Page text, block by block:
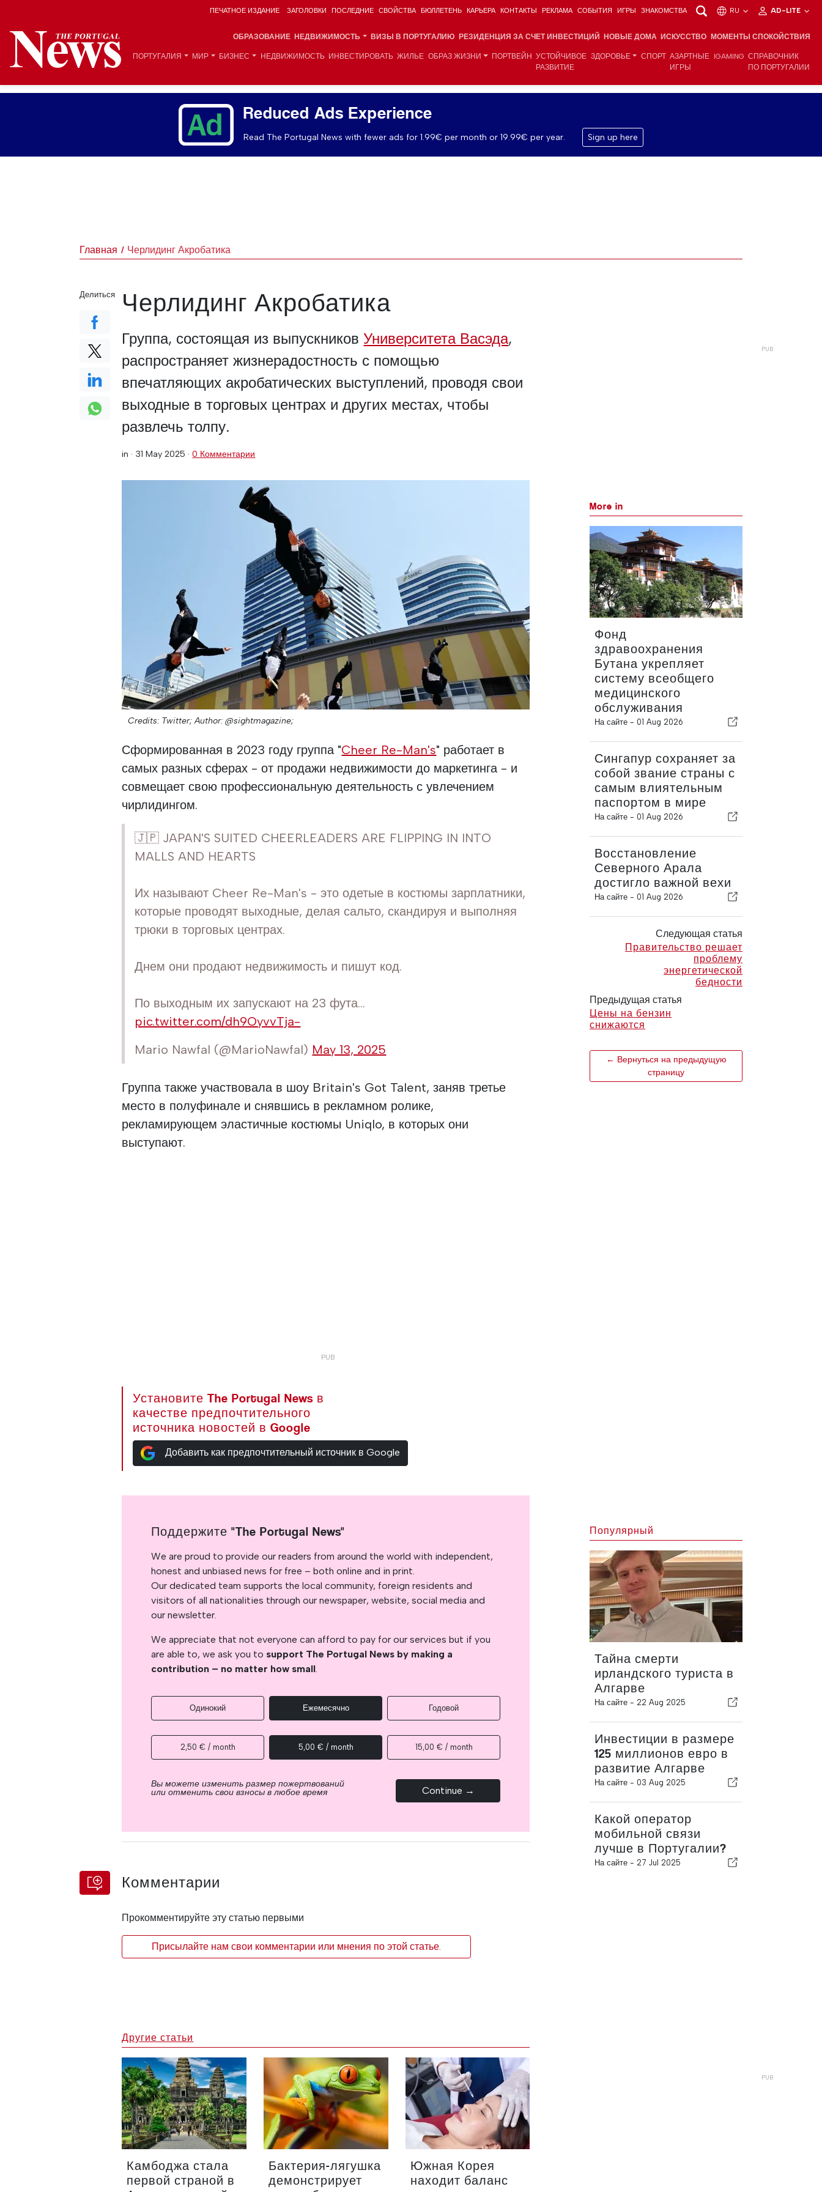
ПЕЧАТНОЕ ИЗДАНИЕ ЗАГОЛОВКИ ПОСЛЕДНИЕ СВОЙСТВА БЮЛЛЕТЕНЬ КАРЬЕРА КОНТАКТЫ РЕКЛАМА СОБЫТИЯ ИГРЫ ЗНАКОМСТВА RU AD-LITE
ОБРАЗОВАНИЕ НЕДВИЖИМОСТЬ ВИЗЫ В ПОРТУГАЛИЮ РЕЗИДЕНЦИЯ ЗА СЧЕТ ИНВЕСТИЦИЙ НОВЫЕ ДОМА ИСКУССТВО МОМЕНТЫ СПОКОЙСТВИЯ
ПОРТУГАЛИЯ МИР БИЗНЕС НЕДВИЖИМОСТЬ ИНВЕСТИРОВАТЬ ЖИЛЬЕ ОБРАЗ ЖИЗНИ ПОРТВЕЙН УСТОЙЧИВОЕ
РАЗВИТИЕ
ЗДОРОВЬЕ СПОРТ АЗАРТНЫЕ
ИГРЫ
IGAMING СПРАВОЧНИК
ПО ПОРТУГАЛИИ
Reduced Ads Experience
Read The Portugal News with fewer ads for 1.99€ per month or 19.99€ per year. Sign up here
Главная Черлидинг Акробатика
Черлидинг Акробатика
Группа, состоящая из выпускниковУниверситета Васэда,
распространяет жизнерадостность с помощью
впечатляющих акробатических выступлений, проводя свои
выходные в торговых центрах и других местах, чтобы
развлечь толпу.
in · 31 May 2025 ·0 Комментарии
Credits: Twitter; Author: @sightmagazine;
Сформированная в 2023 году группа "Cheer Re-Man's" работает в
самых разных сферах - от продажи недвижимости до маркетинга - и
совмещает свою профессиональную деятельность с увлечением
чирлидингом.
🇯🇵 JAPAN'S SUITED CHEERLEADERS ARE FLIPPING IN INTO
MALLS AND HEARTS
Их называют Cheer Re-Man's - это одетые в костюмы зарплатники,
которые проводят выходные, делая сальто, скандируя и выполняя
трюки в торговых центрах.
Днем они продают недвижимость и пишут код.
По выходным их запускают на 23 фута...
pic.twitter.com/dh9OyvvTja-
Mario Nawfal (@MarioNawfal) May 13, 2025
Группа также участвовала в шоу Britain's Got Talent, заняв третье
место в полуфинале и снявшись в рекламном ролике,
рекламирующем эластичные костюмы Uniqlo, в которых они
выступают.
Установите The Portugal News в
качестве предпочтительного
источника новостей в Google
Добавить как предпочтительный источник в Google
Делиться
More in
Фонд
здравоохранения
Бутана укрепляет
систему всеобщего
медицинского
обслуживания
На сайте - 01 Aug 2026
Сингапур сохраняет за
собой звание страны с
самым влиятельным
паспортом в мире
На сайте - 01 Aug 2026
Восстановление
Северного Арала
достигло важной вехи
На сайте - 01 Aug 2026
Следующая статья
Правительство решает
проблему
энергетической
бедности
Предыдущая статья
Цены на бензин
снижаются
← Вернуться на предыдущую
страницу
Поддержите "The Portugal News"
We are proud to provide our readers from around the world with independent,
honest and unbiased news for free – both online and in print.
Our dedicated team supports the local community, foreign residents and
visitors of all nationalities through our newspaper, website, social media and
our newsletter.
We appreciate that not everyone can afford to pay for our services but if you
are able to, we ask you to support The Portugal News by making a
contribution – no matter how small.
Одинокий Ежемесячно Годовой
2,50 € / month 5,00 € / month 15,00 € / month
Вы можете изменить размер пожертвований
или отменить свои взносы в любое время Continue →
Комментарии
Прокомментируйте эту статью первыми
Присылайте нам свои комментарии или мнения по этой статье.
Популярный
Тайна смерти
ирландского туриста в
Алгарве
На сайте - 22 Aug 2025
Инвестиции в размере
125 миллионов евро в
развитие Алгарве
На сайте - 03 Aug 2025
Какой оператор
мобильной связи
лучше в Португалии?
На сайте - 27 Jul 2025
Другие статьи
Камбоджа стала
первой страной в
Бактерия-лягушка
демонстрирует
Южная Корея
находит баланс